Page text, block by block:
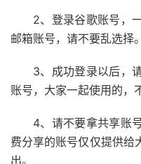
2、登录谷歌账号，
邮箱账号，请不要乱选择。
3、成功登录以后，
账号，大家一起使用的，
4、请不要拿共享账
费分享的账号仅仅提供给
出。